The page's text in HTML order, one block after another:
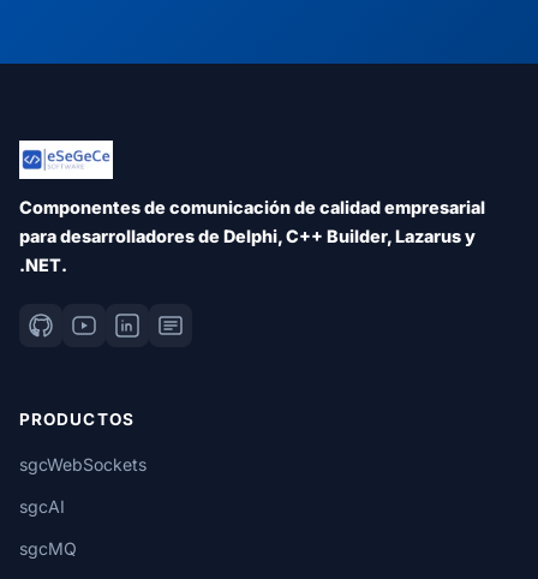
Componentes de comunicación de calidad empresarial
para desarrolladores de Delphi, C++ Builder, Lazarus y
.NET.
PRODUCTOS
sgcWebSockets
sgcAI
sgcMQ